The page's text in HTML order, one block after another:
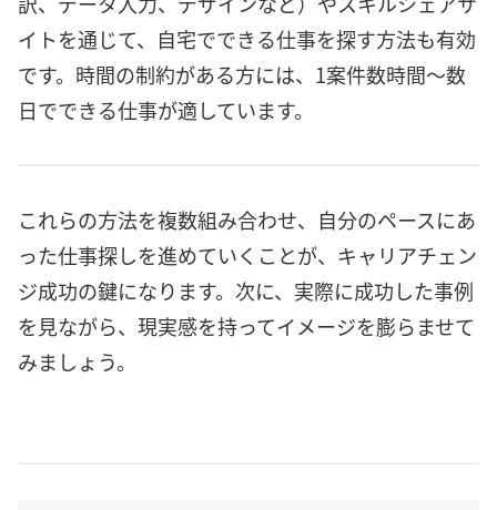
イトを通じて、自宅でできる仕事を探す方法も有効
です。時間の制約がある方には、1案件数時間～数
日でできる仕事が適しています。
これらの方法を複数組み合わせ、自分のペースにあ
った仕事探しを進めていくことが、キャリアチェン
ジ成功の鍵になります。次に、実際に成功した事例
を見ながら、現実感を持ってイメージを膨らませて
みましょう。